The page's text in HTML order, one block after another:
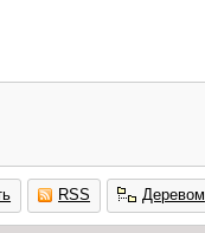
RSS Деревом